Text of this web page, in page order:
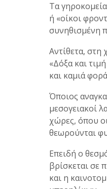
Τα
ή «οίκοι
συνηθισμένη
Αντίθετα, στη
«Δόξα και
και καμιά
Όποιος
μεσογειακοί
χώρες, όπου
θεωρούνται
Επειδή ο
βρίσκεται σε
και η